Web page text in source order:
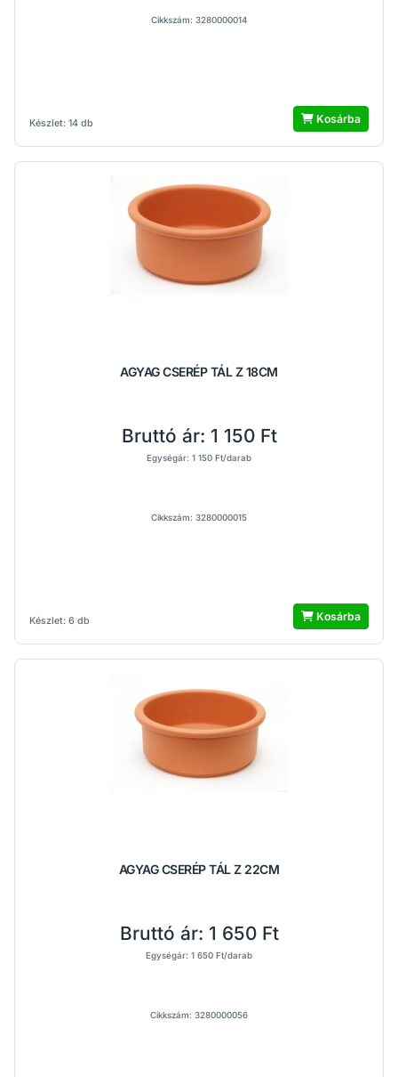
Készlet: 14 db
Cikkszám: 3280000014
Kosárba
AGYAG CSERÉP TÁL Z 18CM
Készlet: 6 db
Bruttó ár: 1 150 Ft
Egységár: 1 150 Ft/darab
Cikkszám: 3280000015
Kosárba
AGYAG CSERÉP TÁL Z 22CM
Bruttó ár: 1 650 Ft
Egységár: 1 650 Ft/darab
Cikkszám: 3280000056